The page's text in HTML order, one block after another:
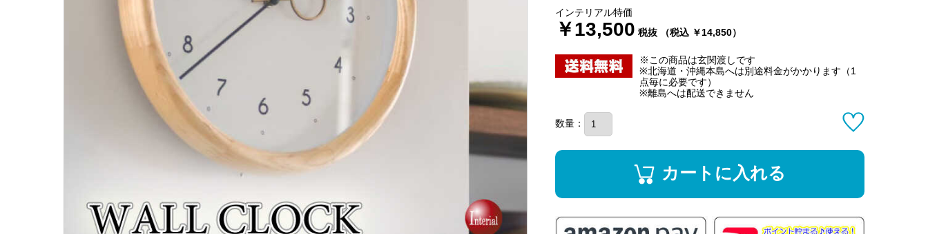
インテリアル特価
￥13,500 税抜 （税込 ￥14,850）
※この商品は玄関渡しです
※北海道・沖縄本島へは別途料金がかかります（1
点毎に必要です）
※離島へは配送できません
数量：
カートに入れる